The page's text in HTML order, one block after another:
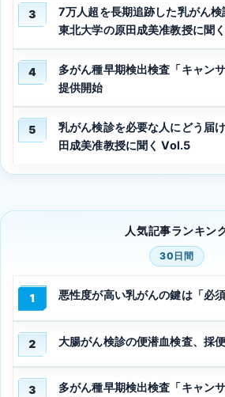
3
7万人超を長期追跡した乳がん検
東北大学の原田成美准教授に聞
4
多がん種早期検出検査「キャン
提供開始
5
乳がん検診を必要な人にどう届
田成美准教授に聞く Vol.5
人気記事ランキン
30日間
1 悪性度が高い乳がんの鍵は「必
2 大腸がん検診の便潜血検査、採
3
多がん種早期検出検査「キャン